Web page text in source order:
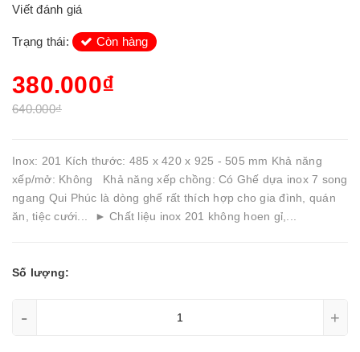
Viết đánh giá
Trạng thái: Còn hàng
380.000₫
640.000₫
Inox: 201 Kích thước: 485 x 420 x 925 - 505 mm Khả năng
xếp/mở: Không Khả năng xếp chồng: Có Ghế dựa inox 7 song
ngang Qui Phúc là dòng ghế rất thích hợp cho gia đình, quán
ăn, tiệc cưới... ► Chất liệu inox 201 không hoen gỉ,...
Số lượng:
- +